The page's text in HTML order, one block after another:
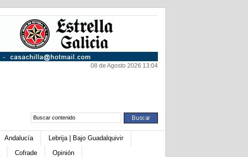
08 de Agosto 2026 13:04
Andalucía
Lebrija | Bajo Guadalquivir
Cofrade Opinión